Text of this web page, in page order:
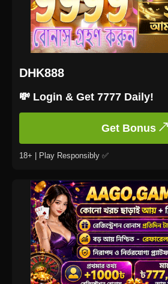
DHK888
💸 Login & Get 7777 Daily!
Get Bonus ↗
18+ | Play Responsibly ✅